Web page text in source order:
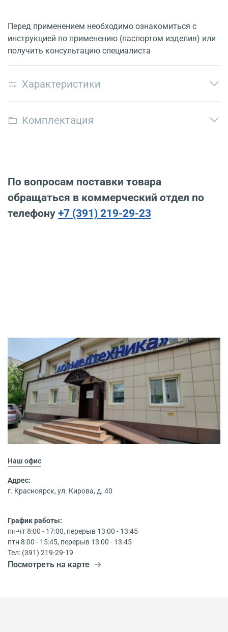
Перед применением необходимо ознакомиться с
инструкцией по применению (паспортом изделия) или
получить консультацию специалиста
Характеристики
Комплектация
По вопросам поставки товара
обращаться в коммерческий отдел по
телефону +7 (391) 219-29-23
Наш офис
Адрес:
г. Красноярск, ул. Кирова, д. 40
График работы:
пн-чт 8:00 - 17:00, перерыв 13:00 - 13:45
птн 8:00 - 15:45, перерыв 13:00 - 13:45
Тел: (391) 219-29-19
Посмотреть на карте